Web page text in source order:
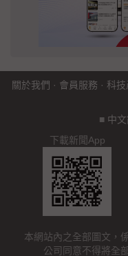
關於我們 · 會員服務 · 科
■ 中
下載新聞App
本網站內之全部圖文，
公司同意不得將全